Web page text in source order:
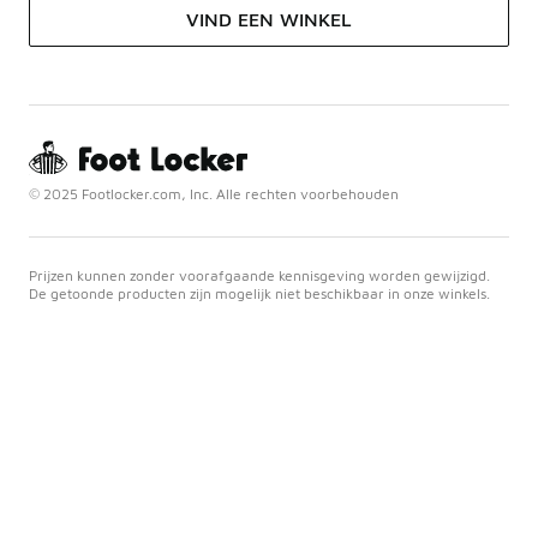
VIND EEN WINKEL
© 2025 Footlocker.com, Inc. Alle rechten voorbehouden
Prijzen kunnen zonder voorafgaande kennisgeving worden gewijzigd.
De getoonde producten zijn mogelijk niet beschikbaar in onze winkels.